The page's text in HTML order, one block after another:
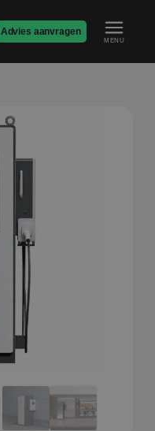
Advies aanvragen
MENU